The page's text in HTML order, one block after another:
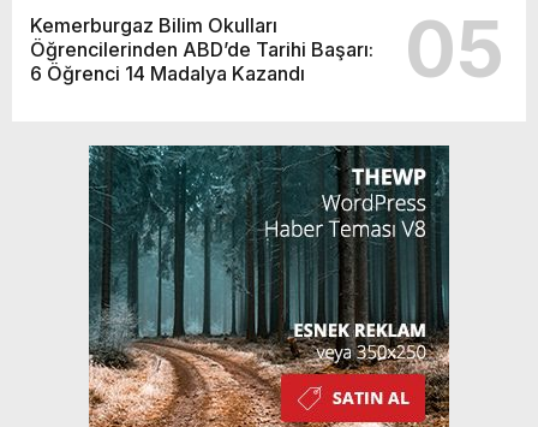
Kemerburgaz Bilim Okulları
Öğrencilerinden ABD’de Tarihi Başarı:
6 Öğrenci 14 Madalya Kazandı
05